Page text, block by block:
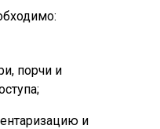
порчи и
и